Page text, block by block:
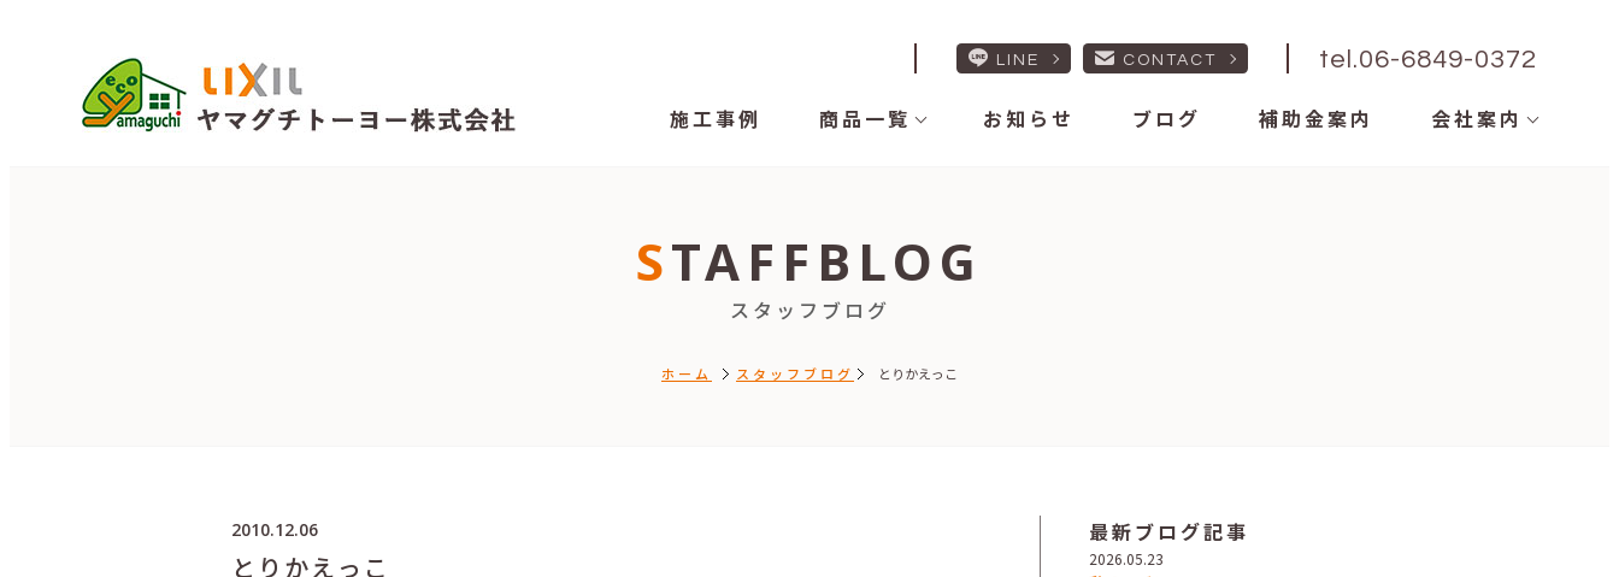
LINE CONTACT tel.06-6849-0372
施工事例 商品一覧 お知らせ ブログ 補助金案内 会社案内
STAFFBLOG
スタッフブログ
ホーム スタッフブログ とりかえっこ
2010.12.06
とりかえっこ
最新ブログ記事
2026.05.23